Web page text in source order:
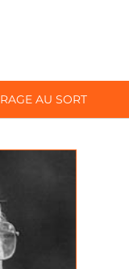
AU SORT